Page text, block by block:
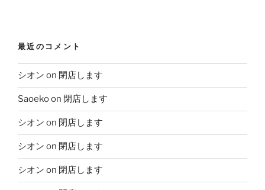
最近のコメント
シオン on 閉店します
Saoekoon 閉店します
シオン on 閉店します
シオン on 閉店します
シオン on 閉店します